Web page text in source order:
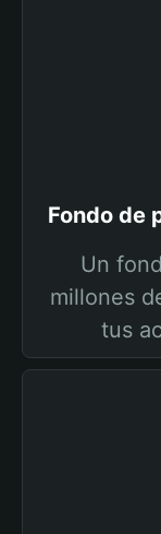
Fondo de
Un
millones
tus